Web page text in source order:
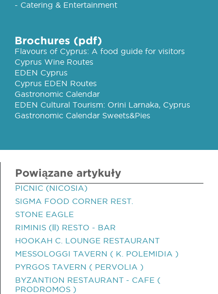
- Catering & Entertainment
Brochures (pdf)
Flavours of Cyprus: A food guide for visitors
Cyprus Wine Routes
EDEN Cyprus
Cyprus EDEN Routes
Gastronomic Calendar
EDEN Cultural Tourism: Orini Larnaka, Cyprus
Gastronomic Calendar Sweets&Pies
Powiązane artykuły
PICNIC (NICOSIA)
SIGMA FOOD CORNER REST.
STONE EAGLE
RIMINIS (ΙΙ) RESTO - BAR
HOOKAH C. LOUNGE RESTAURANT
MESSOLOGGI TAVERN ( K. POLEMIDIA )
PYRGOS TAVERN ( PERVOLIA )
BYZANTION RESTAURANT - CAFE (
PRODROMOS )